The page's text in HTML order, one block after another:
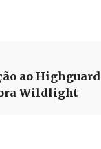
ao Highguard
Wildlight